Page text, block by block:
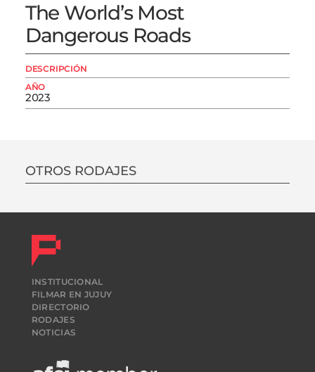
The World’s Most
Dangerous Roads
DESCRIPCIÓN
AÑO
2023
OTROS RODAJES
INSTITUCIONAL
FILMAR EN JUJUY
DIRECTORIO
RODAJES
NOTICIAS